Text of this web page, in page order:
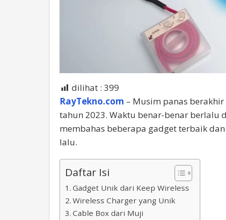
dilihat : 399
RayTekno.com – Musim panas
tahun 2023. Waktu benar-benar berlalu
membahas beberapa gadget terbaik
lalu.
Daftar Isi
Gadget Unik dari Keep Wireless
Wireless Charger yang Unik
Cable Box dari Muji